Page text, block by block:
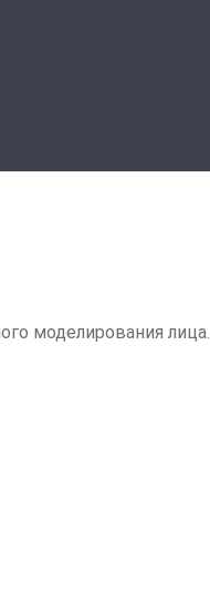
моделирования лица.